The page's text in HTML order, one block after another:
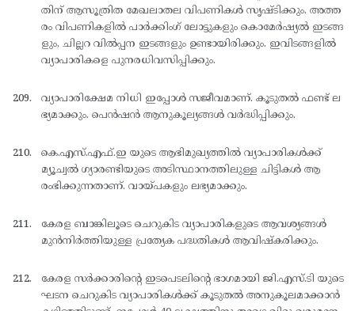
തിന് ആസൂത്രിത മേഖലാതല വിപണികള്‍ സൃഷ്ടിക്കും. അത്ത
രം വിപണികളില്‍ പാര്‍ക്കിംഗ് ലോട്ടുകളും കൊമേര്‍ഷ്യല്‍ ഇടങ്ങ
ളും, ചില്ലറ വില്‍പ്പന ഇടങ്ങളും ഉണ്ടായിരിക്കും. ഇവിടങ്ങളില്‍
വ്യാപാരികളെ പുനരധിവസിപ്പിക്കും.
വ്യാപാരിക്ഷേമ നിധി ഇപ്പോള്‍ സജീവമാണ്. കൂടുതല്‍ ഫണ്ട് ല
ഭ്യമാക്കും. പെന്‍ഷന്‍ ആനുകൂല്യങ്ങള്‍ വര്‍ദ്ധിപ്പിക്കും.
കെ.എസ്.എഫ്.ഇ യുടെ ആഭിമുഖ്യത്തില്‍ വ്യാപാരികള്‍ക്ക്
മ്യൂച്വല്‍ ഗ്യാരണ്ടിയുടെ അടിസ്ഥാനത്തിലുള്ള ചിട്ടികള്‍ ആ
രംഭിക്കുന്നതാണ്. വായ്പകളും ലഭ്യമാക്കും.
കേരള ബാങ്കിലൂടെ ചെറുകിട വ്യാപാരികളുടെ ആവശ്യങ്ങള്‍
മുന്‍നിര്‍ത്തിയുള്ള പ്രത്യേക പദ്ധതികള്‍ ആവിഷ്കരിക്കും.
കേരള സര്‍ക്കാരിന്റെ ഇടപെടലിന്റെ ഭാഗമായി ജി.എസ്.ടി യുടെ
ഘടന ചെറുകിട വ്യാപാരികള്‍ക്ക് കൂടുതല്‍ അനുകൂലമാക്കാന്‍